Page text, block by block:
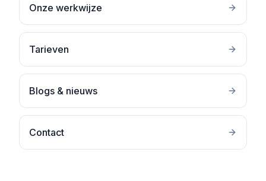
Onze werkwijze
Tarieven
Blogs & nieuws
Contact